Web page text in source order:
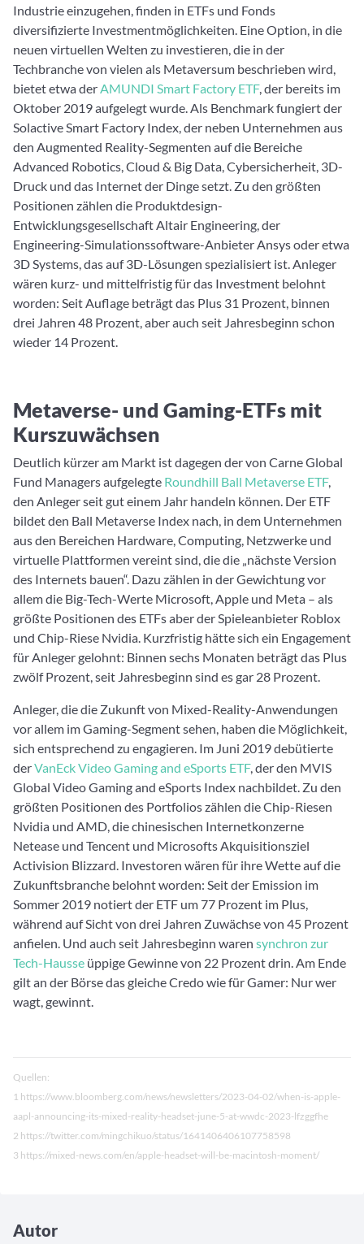
Industrie einzugehen, finden in ETFs und Fonds
diversifizierte Investmentmöglichkeiten. Eine Option, in die
neuen virtuellen Welten zu investieren, die in der
Techbranche von vielen als Metaversum beschrieben wird,
bietet etwa derAMUNDI Smart Factory ETF, der bereits im
Oktober 2019 aufgelegt wurde. Als Benchmark fungiert der
Solactive Smart Factory Index, der neben Unternehmen aus
den Augmented Reality-Segmenten auf die Bereiche
Advanced Robotics, Cloud & Big Data, Cybersicherheit, 3D-
Druck und das Internet der Dinge setzt. Zu den größten
Positionen zählen die Produktdesign-
Entwicklungsgesellschaft Altair Engineering, der
Engineering-Simulationssoftware-Anbieter Ansys oder etwa
3D Systems, das auf 3D-Lösungen spezialisiert ist. Anleger
wären kurz- und mittelfristig für das Investment belohnt
worden: Seit Auflage beträgt das Plus 31 Prozent, binnen
drei Jahren 48 Prozent, aber auch seit Jahresbeginn schon
wieder 14 Prozent.
Metaverse- und Gaming-ETFs mit
Kurszuwächsen
Deutlich kürzer am Markt ist dagegen der von Carne Global
Fund Managers aufgelegte Roundhill Ball Metaverse ETF,
den Anleger seit gut einem Jahr handeln können. Der ETF
bildet den Ball Metaverse Index nach, in dem Unternehmen
aus den Bereichen Hardware, Computing, Netzwerke und
virtuelle Plattformen vereint sind, die die „nächste Version
des Internets bauen“. Dazu zählen in der Gewichtung vor
allem die Big-Tech-Werte Microsoft, Apple und Meta – als
größte Positionen des ETFs aber der Spieleanbieter Roblox
und Chip-Riese Nvidia. Kurzfristig hätte sich ein Engagement
für Anleger gelohnt: Binnen sechs Monaten beträgt das Plus
zwölf Prozent, seit Jahresbeginn sind es gar 28 Prozent.
Anleger, die die Zukunft von Mixed-Reality-Anwendungen
vor allem im Gaming-Segment sehen, haben die Möglichkeit,
sich entsprechend zu engagieren. Im Juni 2019 debütierte
derVanEck Video Gaming and eSports ETF, der den MVIS
Global Video Gaming and eSports Index nachbildet. Zu den
größten Positionen des Portfolios zählen die Chip-Riesen
Nvidia und AMD, die chinesischen Internetkonzerne
Netease und Tencent und Microsofts Akquisitionsziel
Activision Blizzard. Investoren wären für ihre Wette auf die
Zukunftsbranche belohnt worden: Seit der Emission im
Sommer 2019 notiert der ETF um 77 Prozent im Plus,
während auf Sicht von drei Jahren Zuwächse von 45 Prozent
anfielen. Und auch seit Jahresbeginn waren synchron zur
Tech-Hausse üppige Gewinne von 22 Prozent drin. Am Ende
gilt an der Börse das gleiche Credo wie für Gamer: Nur wer
wagt, gewinnt.
Quellen:
1 https://www.bloomberg.com/news/newsletters/2023-04-02/when-is-apple-
aapl-announcing-its-mixed-reality-headset-june-5-at-wwdc-2023-lfzggfhe
2 https://twitter.com/mingchikuo/status/1641406406107758598
3 https://mixed-news.com/en/apple-headset-will-be-macintosh-moment/
Autor